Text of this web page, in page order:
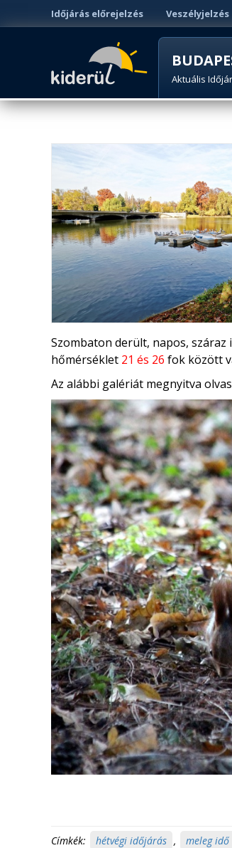
Időjárás előrejelzés Veszélyjelzés
Aktuális
Szombaton derült, napos,
hőmérséklet 21 és 26 fok között
Az alábbi galériát megnyitva
Címkék: hétvégi időjárás , meleg idő